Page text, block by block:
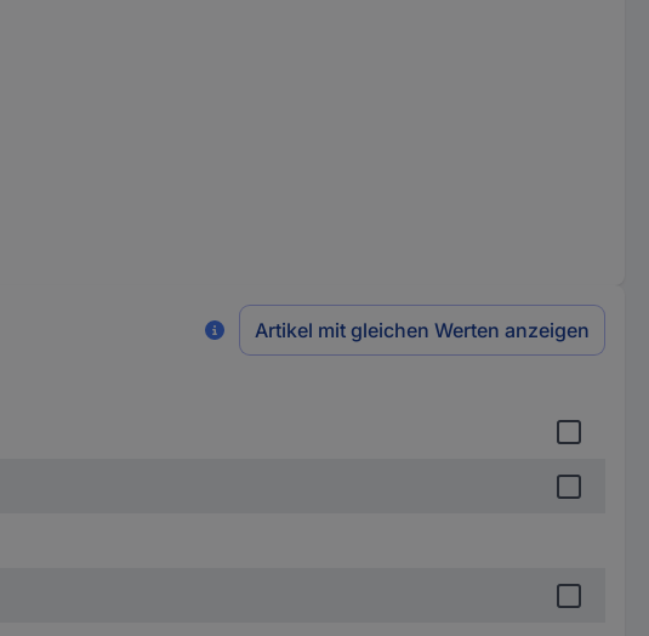
Artikel mit gleichen Werten anzeigen